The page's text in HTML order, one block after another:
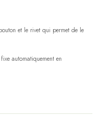
et le rivet qui permet de le
automatiquement en